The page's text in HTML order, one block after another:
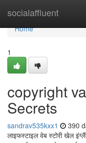
socialaffluent
Home
Home
1
copyright
Secrets
sandrav535kxx1 390
लाइफस्टाइल वेब स्टोरी खेल